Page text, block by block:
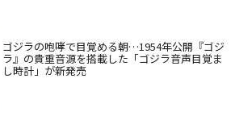
ゴジラの咆哮で目覚める朝…1954年公開『ゴジ
ラ』の貴重音源を搭載した「ゴジラ音声目覚ま
し時計」が新発売